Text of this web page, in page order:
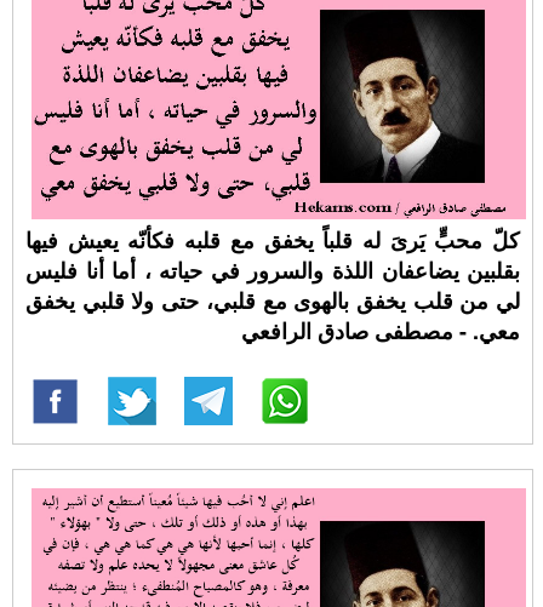
كلّ محبٍّ يَرىَ له قلباً يخفق مع قلبه فكأنّه يعيش فيها
بقلبين يضاعفان اللذة والسرور في حياته ، أما أنا فليس
لي من قلب يخفق بالهوى مع قلبي، حتى ولا قلبي يخفق
معي. - مصطفى صادق الرافعي